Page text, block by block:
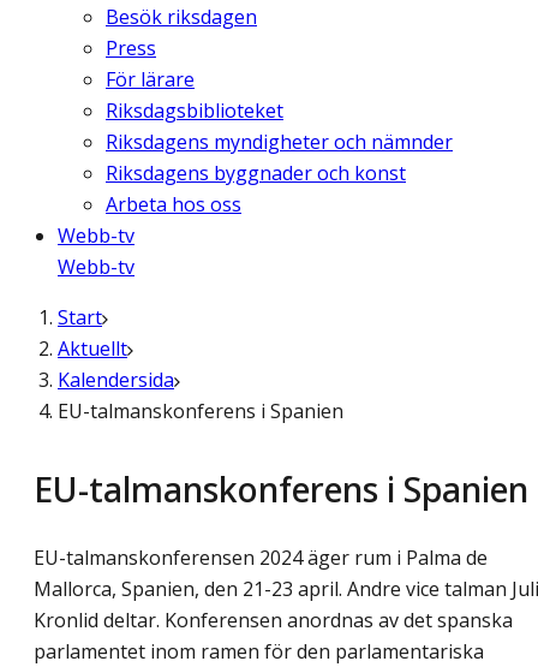
Besök riksdagen
Press
För lärare
Riksdagsbiblioteket
Riksdagens myndigheter och nämnder
Riksdagens byggnader och konst
Arbeta hos oss
Webb-tv
Webb-tv
Start
Aktuellt
Kalendersida
EU-talmanskonferens i Spanien
EU-talmanskonferens i Spanien
EU-talmanskonferensen 2024 äger rum i Palma de
Mallorca, Spanien, den 21-23 april. Andre vice talman
Kronlid deltar. Konferensen anordnas av det spanska
parlamentet inom ramen för den parlamentariska